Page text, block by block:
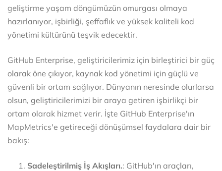
geliştirme yaşam döngümüzün omurgası olmaya
hazırlanıyor, işbirliği, şeffaflık ve yüksek kaliteli kod
yönetimi kültürünü teşvik edecektir.
GitHub Enterprise, geliştiricilerimiz için birleştirici bir güç
olarak öne çıkıyor, kaynak kod yönetimi için güçlü ve
güvenli bir ortam sağlıyor. Dünyanın neresinde olurlarsa
olsun, geliştiricilerimizi bir araya getiren işbirlikçi bir
ortam olarak hizmet verir. İşte GitHub Enterprise'ın
MapMetrics'e getireceği dönüşümsel faydalara dair bir
bakış:
Sadeleştirilmiş İş Akışları.: GitHub'ın araçları,